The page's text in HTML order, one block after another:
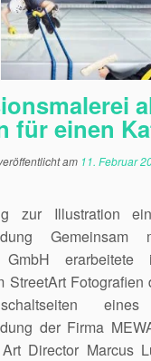
für einen
am 11. Februar
zur Illustration
GmbH
StreetArt
der Firma
Director Marcus